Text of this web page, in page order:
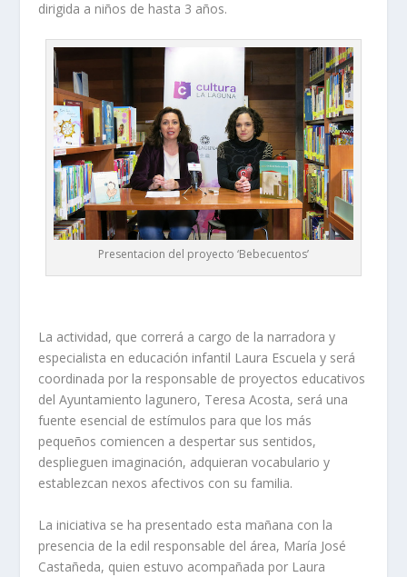
dirigida a niños de hasta 3 años.
Presentacion del proyecto ‘Bebecuentos’
La actividad, que correrá a cargo de la narradora y
especialista en educación infantil Laura Escuela y será
coordinada por la responsable de proyectos educativos
del Ayuntamiento lagunero, Teresa Acosta, será una
fuente esencial de estímulos para que los más
pequeños comiencen a despertar sus sentidos,
desplieguen imaginación, adquieran vocabulario y
establezcan nexos afectivos con su familia.
La iniciativa se ha presentado esta mañana con la
presencia de la edil responsable del área, María José
Castañeda, quien estuvo acompañada por Laura